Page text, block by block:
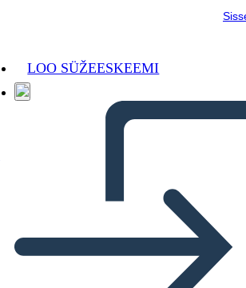
LOO SÜŽEESKEEMI